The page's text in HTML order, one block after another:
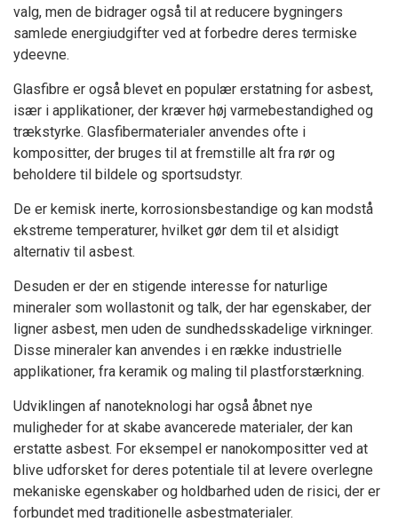
valg, men de bidrager også til at reducere bygningers
samlede energiudgifter ved at forbedre deres termiske
ydeevne.
Glasfibre er også blevet en populær erstatning for asbest,
især i applikationer, der kræver høj varmebestandighed og
trækstyrke. Glasfibermaterialer anvendes ofte i
kompositter, der bruges til at fremstille alt fra rør og
beholdere til bildele og sportsudstyr.
De er kemisk inerte, korrosionsbestandige og kan modstå
ekstreme temperaturer, hvilket gør dem til et alsidigt
alternativ til asbest.
Desuden er der en stigende interesse for naturlige
mineraler som wollastonit og talk, der har egenskaber, der
ligner asbest, men uden de sundhedsskadelige virkninger.
Disse mineraler kan anvendes i en række industrielle
applikationer, fra keramik og maling til plastforstærkning.
Udviklingen af nanoteknologi har også åbnet nye
muligheder for at skabe avancerede materialer, der kan
erstatte asbest. For eksempel er nanokompositter ved at
blive udforsket for deres potentiale til at levere overlegne
mekaniske egenskaber og holdbarhed uden de risici, der er
forbundet med traditionelle asbestmaterialer.